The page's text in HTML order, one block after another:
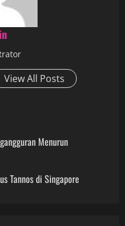
View All Posts
Menurun
Tannos di Singapore